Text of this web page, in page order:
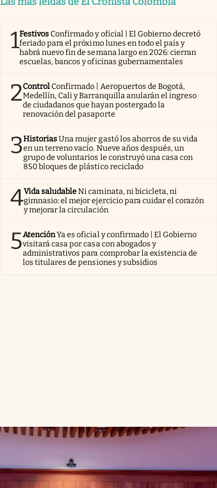
1Festivos Confirmado y oficial | El Gobierno decretó
feriado para el próximo lunes en todo el país y
habrá nuevo fin de semana largo en 2026: cierran
escuelas, bancos y oficinas gubernamentales
2Control Confirmado | Aeropuertos de Bogotá,
Medellín, Cali y Barranquilla anularán el ingreso
de ciudadanos que hayan postergado la
renovación del pasaporte
3HistoriasUna mujer gastó los ahorros de su vida
en un terreno vacío. Nueve años después, un
grupo de voluntarios le construyó una casa con
850 bloques de plástico reciclado
4Vida saludableNi caminata, ni bicicleta, ni
gimnasio: el mejor ejercicio para cuidar el corazón
y mejorar la circulación
5AtenciónYa es oficial y confirmado | El Gobierno
visitará casa por casa con abogados y
administrativos para comprobar la existencia de
los titulares de pensiones y subsidios